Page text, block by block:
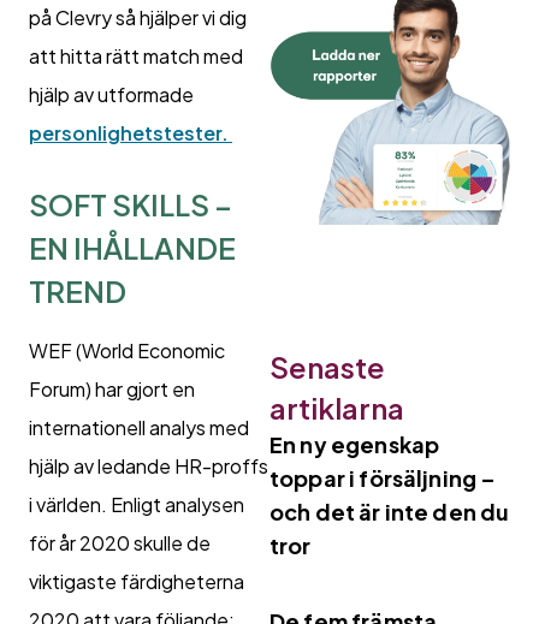
på Clevry så hjälper vi dig
att hitta rätt match med
hjälp av utformade
personlighetstester.
SOFT SKILLS –
EN IHÅLLANDE
TREND
WEF (World Economic
Forum) har gjort en
internationell analys med
hjälp av ledande HR-proffs
i världen. Enligt analysen
för år 2020 skulle de
viktigaste färdigheterna
Senaste
artiklarna
En ny egenskap
toppar i försäljning –
och det är inte den du
tror